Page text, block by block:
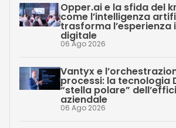
Opper.ai e la sfida del
come l’intelligenza
trasforma l’esperienza
digitale
06 Ago 2026
Vantyx e
processi: la tecnologia
“stella polare”
aziendale
06 Ago 2026